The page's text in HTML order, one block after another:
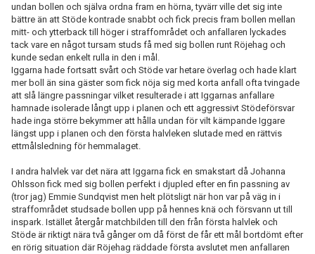
undan bollen och själva ordna fram en hörna, tyvärr ville det sig inte
bättre än att Stöde kontrade snabbt och fick precis fram bollen mellan
mitt- och ytterback till höger i straffområdet och anfallaren lyckades
tack vare en något tursam studs få med sig bollen runt Röjehag och
kunde sedan enkelt rulla in den i mål.
Iggarna hade fortsatt svårt och Stöde var hetare överlag och hade klart
mer boll än sina gäster som fick nöja sig med korta anfall ofta tvingade
att slå längre passningar vilket resulterade i att Iggarnas anfallare
hamnade isolerade långt upp i planen och ett aggressivt Stödeförsvar
hade inga större bekymmer att hålla undan för vilt kämpande Iggare
längst upp i planen och den första halvleken slutade med en rättvis
ettmålsledning för hemmalaget.
I andra halvlek var det nära att Iggarna fick en smakstart då Johanna
Ohlsson fick med sig bollen perfekt i djupled efter en fin passning av
(tror jag) Emmie Sundqvist men helt plötsligt när hon var på väg in i
straffområdet studsade bollen upp på hennes knä och försvann ut till
inspark. Istället återgår matchbilden till den från första halvlek och
Stöde är riktigt nära två gånger om då först de får ett mål bortdömt efter
en rörig situation där Röjehag räddade första avslutet men anfallaren